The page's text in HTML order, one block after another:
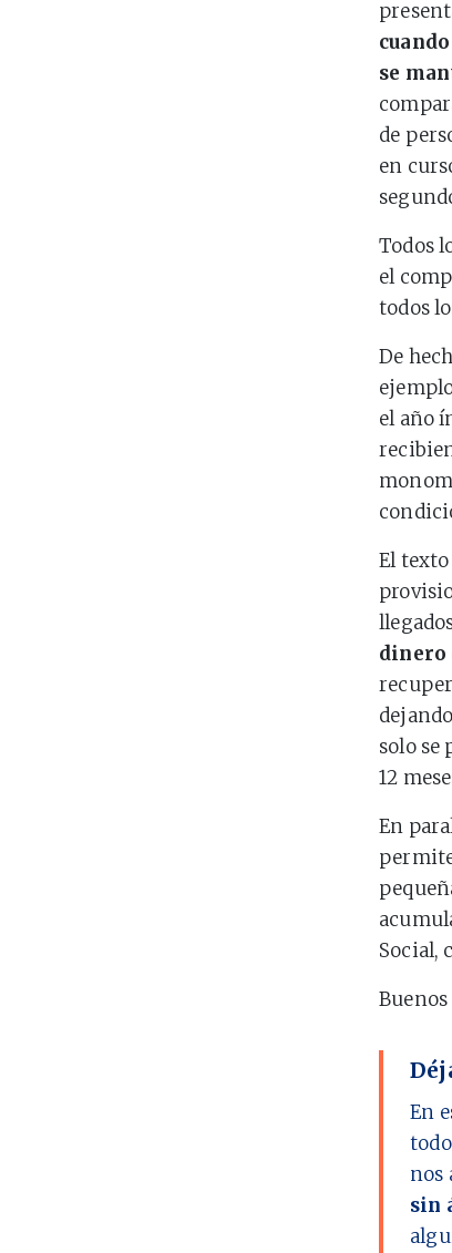
se
de
en
Todos
el
todos
De
el año
El
dinero
solo se
12
En
Social,
Buenos
En
nos
sin